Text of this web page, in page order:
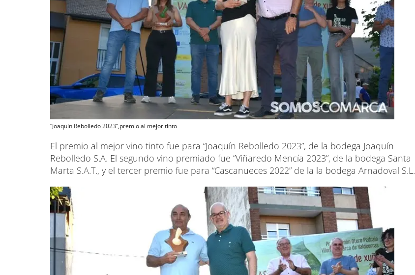
“Joaquín Rebolledo 2023”,premio al mejor tinto
El premio al mejor vino tinto fue para “Joaquín Rebolledo 2023”, de la bodega Joaquín
Rebolledo S.A. El segundo vino premiado fue “Viñaredo Mencía 2023”, de la bodega Santa
Marta S.A.T., y el tercer premio fue para “Cascanueces 2022” de la la bodega Arnadoval S.L.